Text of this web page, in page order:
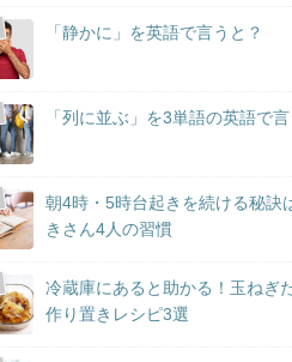
「静かに」を英語で言うと？
「列に並ぶ」を3単語の英語で
朝4時・5時台起きを続ける秘訣
きさん4人の習慣
冷蔵庫にあると助かる！玉ねぎ
作り置きレシピ3選